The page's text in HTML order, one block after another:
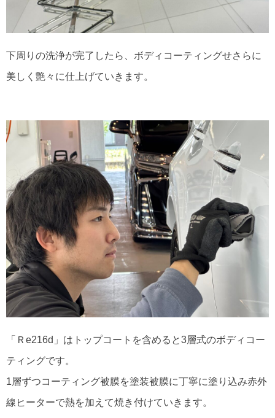
下周りの洗浄が完了したら、ボディコーティングせさらに
美しく艶々に仕上げていきます。
「Ｒe216d」はトップコートを含めると3層式のボディコー
ティングです。
1層ずつコーティング被膜を塗装被膜に丁寧に塗り込み赤外
線ヒーターで熱を加えて焼き付けていきます。